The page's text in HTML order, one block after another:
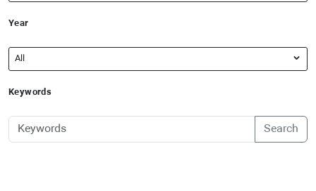
Year
All
Keywords
Search